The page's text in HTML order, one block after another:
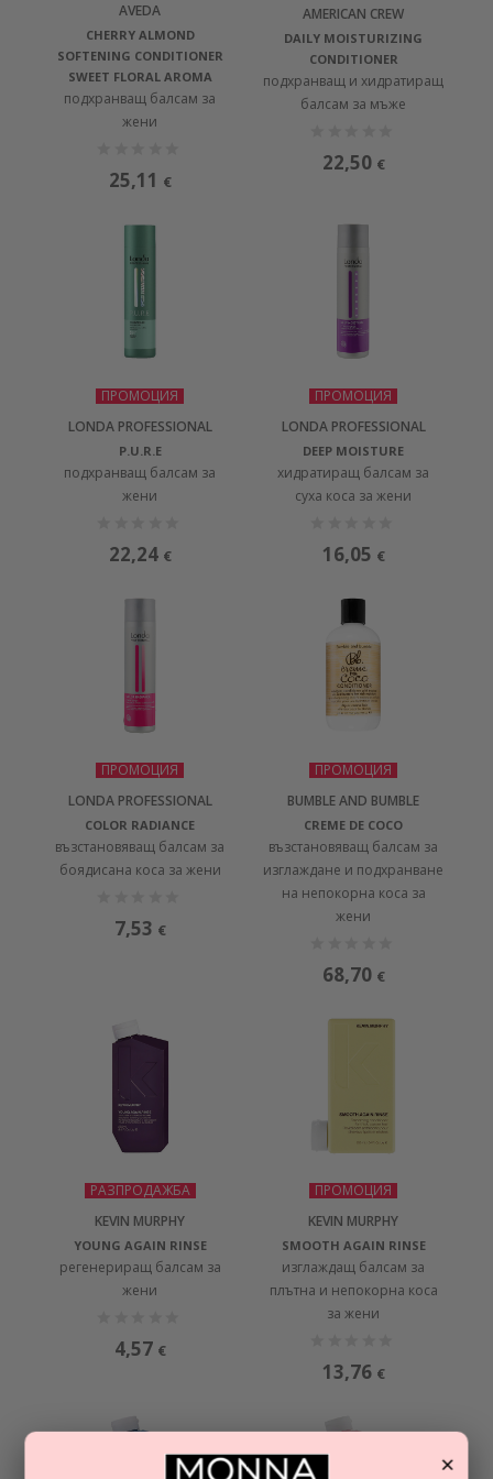
AVEDA
CHERRY ALMOND
SOFTENING CONDITIONER
SWEET FLORAL AROMA
подхранващ балсам за
жени
25,11 €
AMERICAN CREW
DAILY MOISTURIZING
CONDITIONER
подхранващ и хидратиращ
балсам за мъже
22,50 €
ПРОМОЦИЯ
LONDA PROFESSIONAL
P.U.R.E
подхранващ балсам за
жени
22,24 €
ПРОМОЦИЯ
LONDA PROFESSIONAL
DEEP MOISTURE
хидратиращ балсам за
суха коса за жени
16,05 €
ПРОМОЦИЯ
LONDA PROFESSIONAL
COLOR RADIANCE
възстановяващ балсам за
боядисана коса за жени
7,53 €
ПРОМОЦИЯ
BUMBLE AND BUMBLE
CREME DE COCO
възстановяващ балсам за
изглаждане и подхранване
на непокорна коса за
жени
68,70 €
РАЗПРОДАЖБА
KEVIN MURPHY
YOUNG AGAIN RINSE
регенериращ балсам за
жени
4,57 €
ПРОМОЦИЯ
KEVIN MURPHY
SMOOTH AGAIN RINSE
изглаждащ балсам за
плътна и непокорна коса
за жени
13,76 €
×